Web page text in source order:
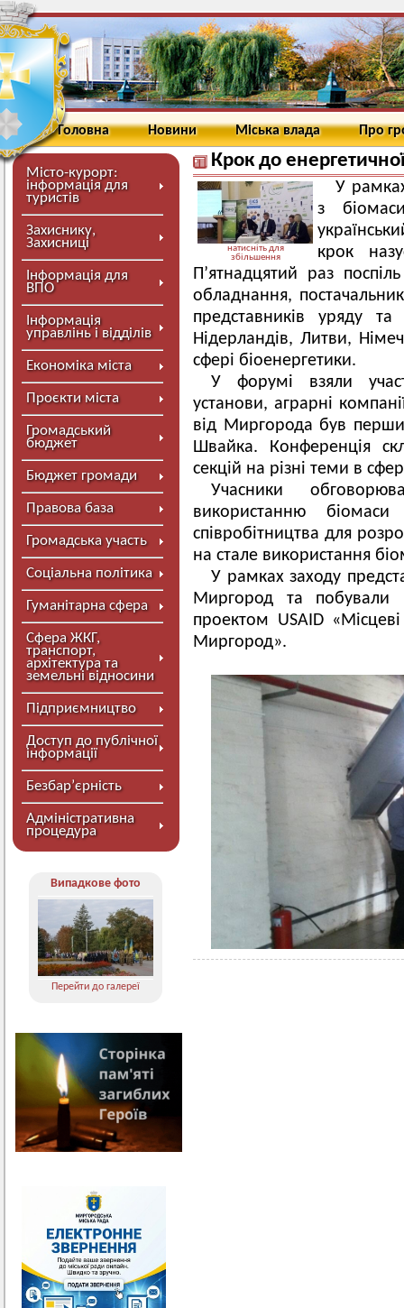
Головна Новини Міська влада Про
Місто-курорт:
інформація для
туристів
Захиснику,
Захисниці
Інформація для
ВПО
Інформація
управлінь і відділів
Економіка міста
Проєкти міста
Громадський
бюджет
Бюджет громади
Правова база
Громадська участь
Соціальна політика
Гуманітарна сфера
Сфера ЖКГ,
транспорт,
архітектура та
земельні відносини
Підприємництво
Доступ до публічної
інформації
Безбар’єрність
Адміністративна
процедура
Випадкове фото
Перейти до галереї
Крок до
натисніть для
збільшення
У
з
крок
П’ятнадцятий раз
обладнання,
представників уряду та
Нідерландів, Литви,
сфері біоенергетики.
У форумі взяли
установи, аграрні
від Миргорода був
Швайка. Конференція
секцій на різні теми в
Учасники
використанню
співробітництва для
на стале використання
У рамках заходу
Миргород та побували
проектом USAID
Миргород».